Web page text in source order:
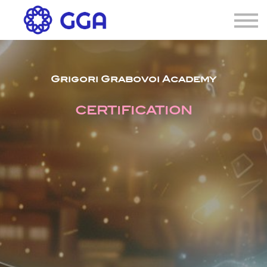
AGENDA
Connexion
S'inscrire
Grigori Grabovoi Academy
CERTIFICATION